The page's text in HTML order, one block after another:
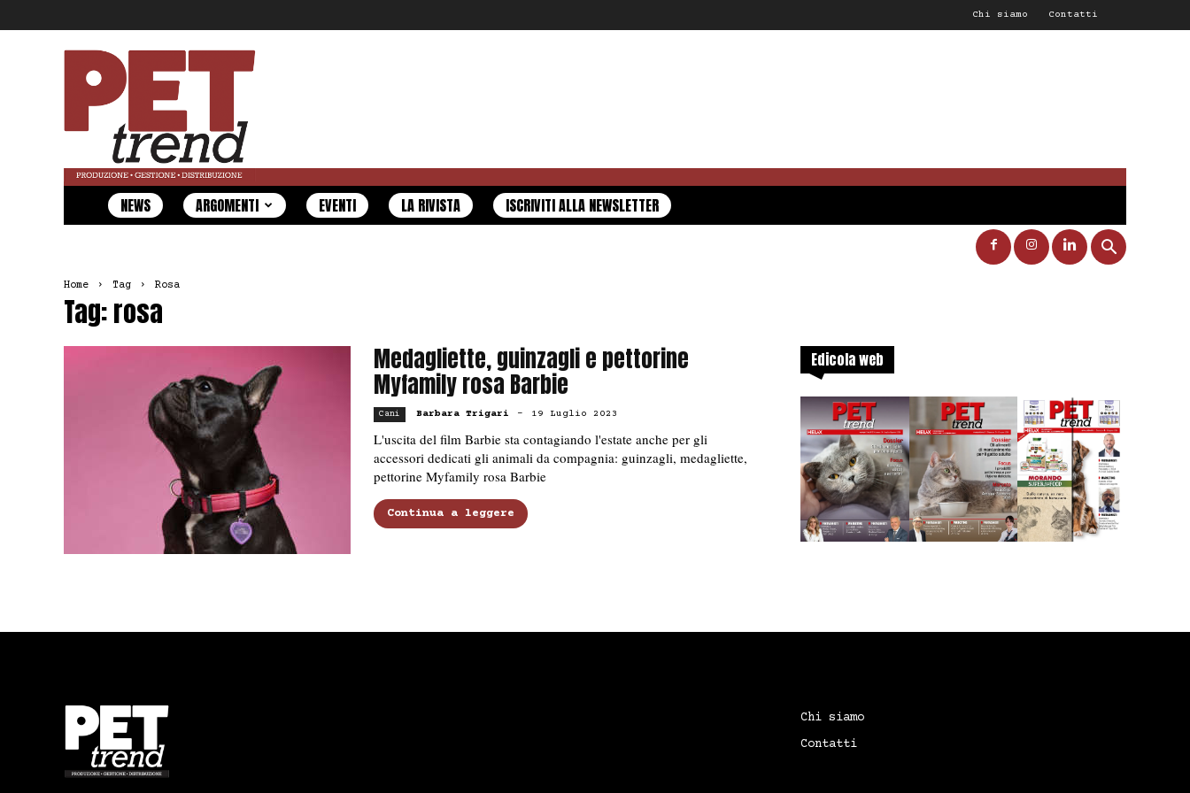
Chi siamo Contatti
Pet
Trend
NEWS ARGOMENTI EVENTI LA RIVISTA ISCRIVITI ALLA NEWSLETTER
Home Tag Rosa
Tag: rosa
Medagliette, guinzagli e pettorine
Myfamily rosa Barbie
Cani Barbara Trigari - 19 Luglio 2023
L'uscita del film Barbie sta contagiando l'estate anche per gli
accessori dedicati gli animali da compagnia: guinzagli, medagliette,
pettorine Myfamily rosa Barbie
Continua a leggere
Edicola web
Chi siamo
Contatti